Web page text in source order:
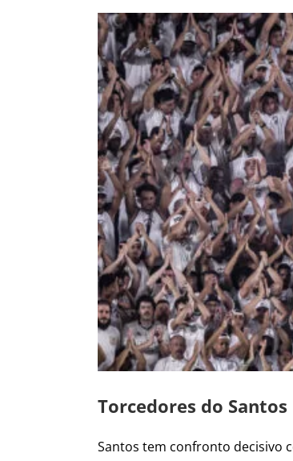
Torcedores do
Santos tem confronto decisivo